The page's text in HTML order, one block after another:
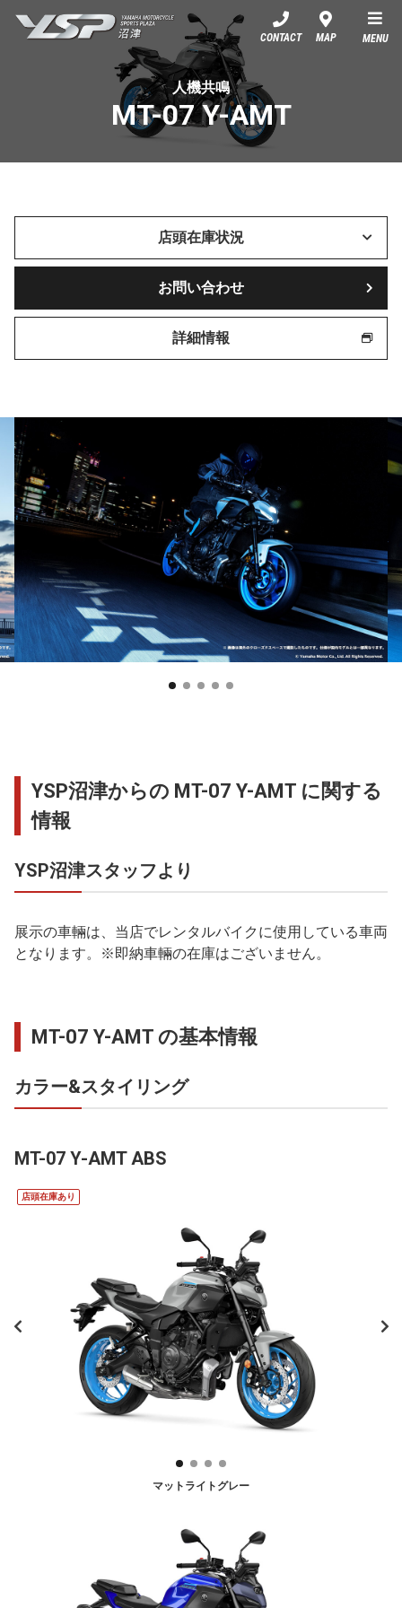
YSP沼津
CONTACT MAP MENU
人機共鳴
MT-07 Y-AMT
店頭在庫状況
お問い合わせ
詳細情報
YSP沼津からの MT-07 Y-AMT に関する
情報
YSP沼津スタッフより
展示の車輛は、当店でレンタルバイクに使用している車両
となります。※即納車輛の在庫はございません。
MT-07 Y-AMT の基本情報
カラー&スタイリング
MT-07 Y-AMT ABS
店頭在庫あり
マットライトグレー